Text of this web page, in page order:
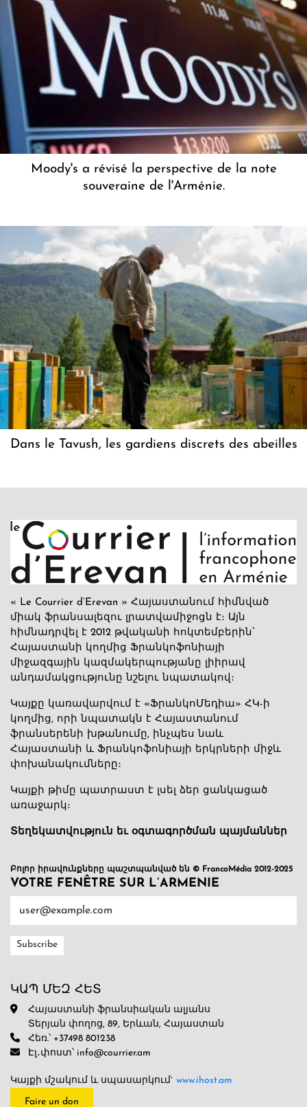
Moody's a révisé la perspective de la note
souveraine de l'Arménie.
Dans le Tavush, les gardiens discrets des abeilles
« Le Courrier d’Erevan » Հայաստանում հիմնված
միակ ֆրանսալեզու լրատվամիջոցն է։ Այն
հիմնադրվել է 2012 թվականի հոկտեմբերին՝
Հայաստանի կողմից Ֆրանկոֆոնիայի
միջազգային կազմակերպությանը լիիրավ
անդամակցությունը նշելու նպատակով։
Կայքը կառավարվում է «ՖրանկոՄեդիա» ՀԿ-ի
կողմից, որի նպատակն է Հայաստանում
ֆրանսերենի խթանումը, ինչպես նաև
Հայաստանի և Ֆրանկոֆոնիայի երկրների միջև
փոխանակումները։
Կայքի թիմը պատրաստ է լսել ձեր ցանկացած
առաջարկ։
Տեղեկատվություն եւ օգտագործման պայմաններ
Բոլոր իրավունքները պաշտպանված են © FrancoMédia 2012-2025
VOTRE FENÊTRE SUR L’ARMENIE
ԿԱՊ ՄԵԶ ՀԵՏ
Հայաստանի ֆրանսիական ալյանս
Տերյան փողոց, 89, Երևան, Հայաստան
Հեռ.՝ +37498 801238
Էլ․փոստ՝ info@courrier.am
Կայքի մշակում և սպասարկում` www.ihost.am
Faire un don